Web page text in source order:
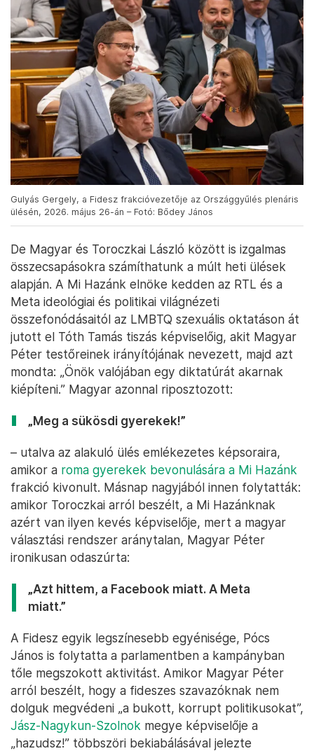
Gulyás Gergely, a Fidesz frakcióvezetője az Országgyűlés plenáris
ülésén, 2026. május 26-án – Fotó: Bődey János
De Magyar és Toroczkai László között is izgalmas
összecsapásokra számíthatunk a múlt heti ülések
alapján. A Mi Hazánk elnöke kedden az RTL és a
Meta ideológiai és politikai világnézeti
összefonódásaitól az LMBTQ szexuális oktatáson át
jutott el Tóth Tamás tiszás képviselőig, akit Magyar
Péter testőreinek irányítójának nevezett, majd azt
mondta: „Önök valójában egy diktatúrát akarnak
kiépíteni.” Magyar azonnal riposztozott:
„Meg a sükösdi gyerekek!”
– utalva az alakuló ülés emlékezetes képsoraira,
amikor a roma gyerekek bevonulására a Mi Hazánk
frakció kivonult. Másnap nagyjából innen folytatták:
amikor Toroczkai arról beszélt, a Mi Hazánknak
azért van ilyen kevés képviselője, mert a magyar
választási rendszer aránytalan, Magyar Péter
ironikusan odaszúrta:
„Azt hittem, a Facebook miatt. A Meta
miatt.”
A Fidesz egyik legszínesebb egyénisége, Pócs
János is folytatta a parlamentben a kampányban
tőle megszokott aktivitást. Amikor Magyar Péter
arról beszélt, hogy a fideszes szavazóknak nem
dolguk megvédeni „a bukott, korrupt politikusokat”,
Jász-Nagykun-Szolnok megye képviselője a
„hazudsz!” többszöri bekiabálásával jelezte